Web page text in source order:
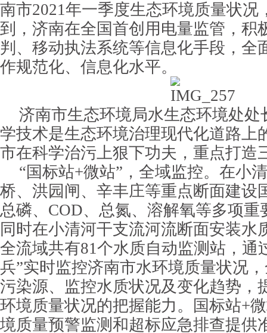
南市2021年一季度生态环境质量状况
到，济南在全国首创用电量监管，积
判、移动执法系统等信息化手段，全
作规范化、信息化水平。
济南市生态环境局水生态环境处处
学技术是生态环境治理现代化道路上
市在科学治污上狠下功夫，重点打造
“国标站+微站”，全域监控。在小
桥、洪园闸、辛丰庄等重点断面建设
总磷、COD、总氮、溶解氧等多项重
同时在小清河干支流河流断面安装水
全流域共有81个水质自动监测站，通
兵”实时监控济南市水环境质量状况
污染源、监控水质状况及变化趋势，
环境质量状况的把握能力。国标站+
境质量预警监测和超标应急排查提供